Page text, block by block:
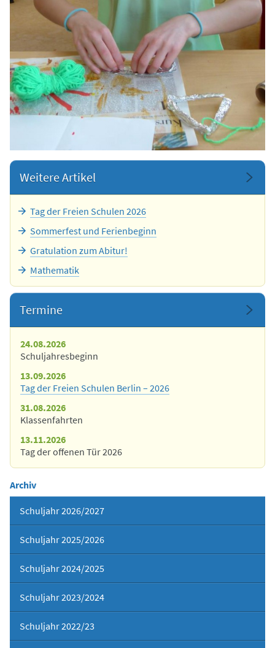
Weitere Artikel
Tag der Freien Schulen 2026
Sommerfest und Ferienbeginn
Gratulation zum Abitur!
Mathematik
Termine
24.08.2026
Schuljahresbeginn
13.09.2026
Tag der Freien Schulen Berlin – 2026
31.08.2026
Klassenfahrten
13.11.2026
Tag der offenen Tür 2026
Archiv
Schuljahr 2026/2027
Schuljahr 2025/2026
Schuljahr 2024/2025
Schuljahr 2023/2024
Schuljahr 2022/23